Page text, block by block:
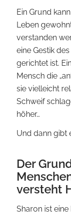
Ein Grund
Leben
verstanden
eine Gestik
gerichtet ist.
Mensch die
sie vielleicht
Schweif
höher…
Und dann gibt
Der
versteht
Sharon ist